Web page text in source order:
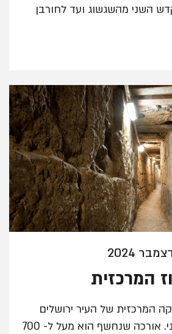
השני מהשגשוג ועד לחורבן
המרכזית
המרכזית של העיר ירושלים
מסוף ימי הבית השני. אורכה שנחשף הוא מעל ל- 700